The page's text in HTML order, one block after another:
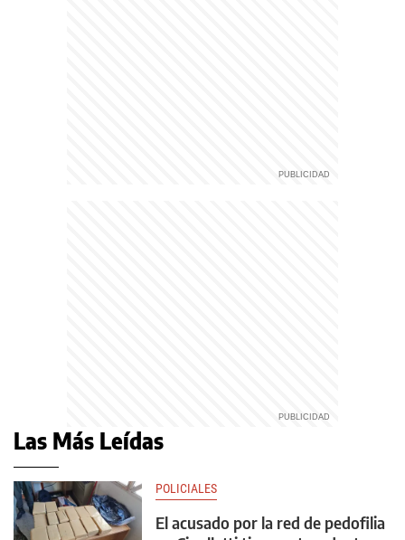
Las Más Leídas
POLICIALES
El acusado por la red de pedofilia